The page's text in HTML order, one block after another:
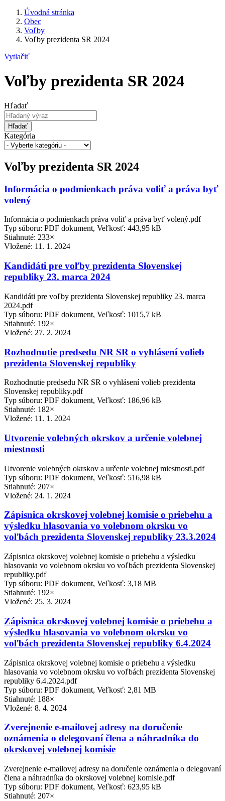
Úvodná stránka
Obec
Voľby
Voľby prezidenta SR 2024
Vytlačiť
Voľby prezidenta SR 2024
Hľadať
Hľadať
Kategória
Voľby prezidenta SR 2024
Informácia o podmienkach práva voliť a práva byť
volený
Informácia o podmienkach práva voliť a práva byť volený.pdf
Typ súboru: PDF dokument, Veľkosť: 443,95 kB
Stiahnuté: 233×
Vložené: 11. 1. 2024
Kandidáti pre voľby prezidenta Slovenskej
republiky 23. marca 2024
Kandidáti pre voľby prezidenta Slovenskej republiky 23. marca
2024.pdf
Typ súboru: PDF dokument, Veľkosť: 1015,7 kB
Stiahnuté: 192×
Vložené: 27. 2. 2024
Rozhodnutie predsedu NR SR o vyhlásení volieb
prezidenta Slovenskej republiky
Rozhodnutie predsedu NR SR o vyhlásení volieb prezidenta
Slovenskej republiky.pdf
Typ súboru: PDF dokument, Veľkosť: 186,96 kB
Stiahnuté: 182×
Vložené: 11. 1. 2024
Utvorenie volebných okrskov a určenie volebnej
miestnosti
Utvorenie volebných okrskov a určenie volebnej miestnosti.pdf
Typ súboru: PDF dokument, Veľkosť: 516,98 kB
Stiahnuté: 207×
Vložené: 24. 1. 2024
Zápisnica okrskovej volebnej komisie o priebehu a
výsledku hlasovania vo volebnom okrsku vo
voľbách prezidenta Slovenskej republiky 23.3.2024
Zápisnica okrskovej volebnej komisie o priebehu a výsledku
hlasovania vo volebnom okrsku vo voľbách prezidenta Slovenskej
republiky.pdf
Typ súboru: PDF dokument, Veľkosť: 3,18 MB
Stiahnuté: 192×
Vložené: 25. 3. 2024
Zápisnica okrskovej volebnej komisie o priebehu a
výsledku hlasovania vo volebnom okrsku vo
voľbách prezidenta Slovenskej republiky 6.4.2024
Zápisnica okrskovej volebnej komisie o priebehu a výsledku
hlasovania vo volebnom okrsku vo voľbách prezidenta Slovenskej
republiky 6.4.2024.pdf
Typ súboru: PDF dokument, Veľkosť: 2,81 MB
Stiahnuté: 188×
Vložené: 8. 4. 2024
Zverejnenie e-mailovej adresy na doručenie
oznámenia o delegovaní člena a náhradníka do
okrskovej volebnej komisie
Zverejnenie e-mailovej adresy na doručenie oznámenia o delegovaní
člena a náhradníka do okrskovej volebnej komisie.pdf
Typ súboru: PDF dokument, Veľkosť: 623,95 kB
Stiahnuté: 207×